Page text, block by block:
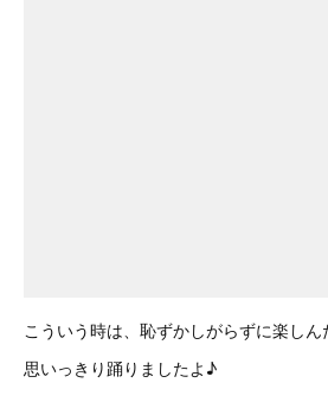
こういう時は、恥ずかしがらずに楽しん
思いっきり踊りましたよ♪